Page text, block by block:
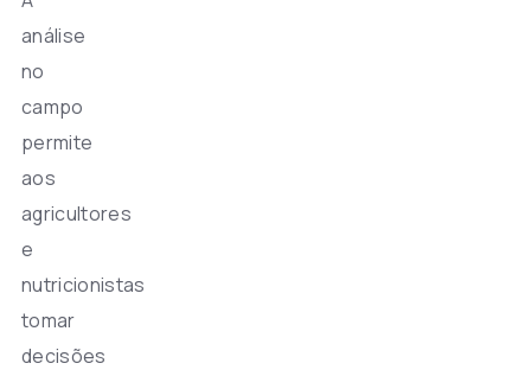
análise
no
campo
permite
aos
agricultores
e
nutricionistas
tomar
decisões